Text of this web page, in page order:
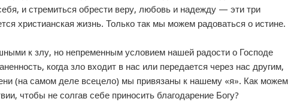
и стремиться обрести веру, любовь и надежду — эти три
христианская жизнь. Только так мы можем радоваться о истине.
к злу, но непременным условием нашей радости о Господе
когда зло входит в нас или передается через нас другим,
(на самом деле всецело) мы привязаны к нашему «я». Как можем
чтобы не солгав себе приносить благодарение Богу?